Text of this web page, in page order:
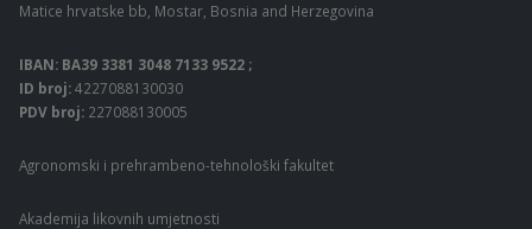
Matice hrvatske bb, Mostar, Bosnia and Herzegovina
IBAN: BA39 3381 3048 7133 9522 ;
ID broj:4227088130030
PDV broj: 227088130005
Agronomski i prehrambeno-tehnološki fakultet
Akademija likovnih umjetnosti